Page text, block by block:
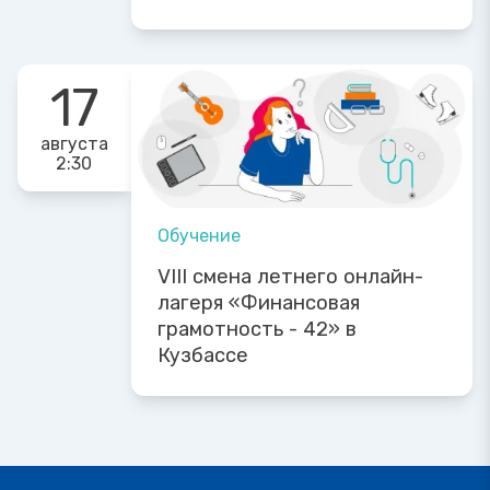
17
августа
2:30
Обучение
VIII смена летнего онлайн-
лагеря «Финансовая
грамотность - 42» в
Кузбассе